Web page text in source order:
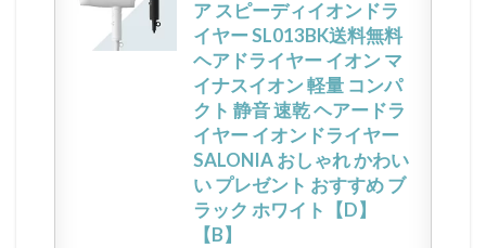
ア スピーディイオンドラ
イヤー SL013BK送料無料
ヘアドライヤー イオン マ
イナスイオン 軽量 コンパ
クト 静音 速乾 ヘアードラ
イヤー イオンドライヤー
SALONIA おしゃれ かわい
い プレゼント おすすめ ブ
ラック ホワイト【D】
【B】